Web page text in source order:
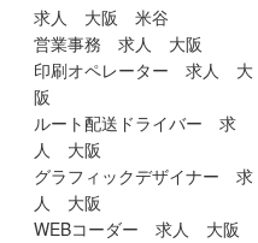
求人 大阪 米谷
営業事務 求人 大阪
印刷オペレーター 求人 大
阪
ルート配送ドライバー 求
人 大阪
グラフィックデザイナー 求
人 大阪
WEBコーダー 求人 大阪